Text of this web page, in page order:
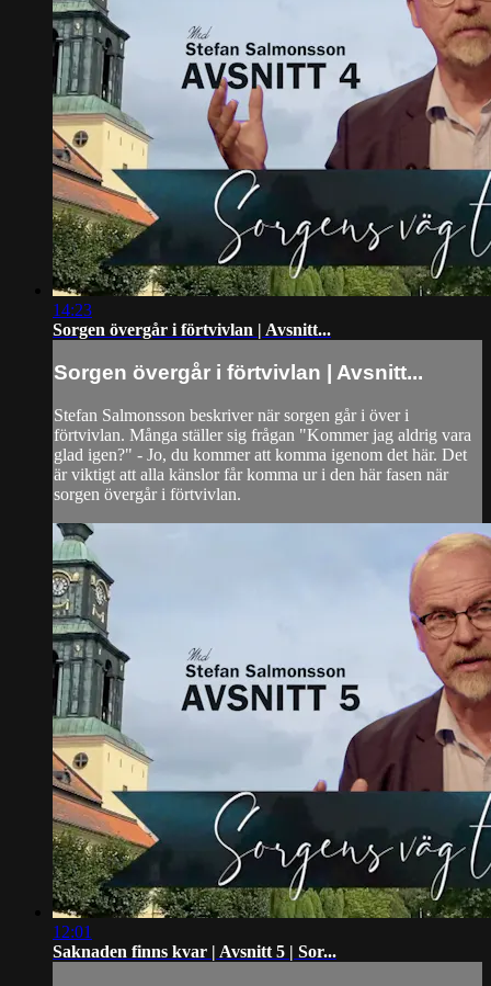
14:23
Sorgen övergår i förtvivlan | Avsnitt...
Sorgen övergår i förtvivlan | Avsnitt...
Stefan Salmonsson beskriver när sorgen går i över i
förtvivlan. Många ställer sig frågan "Kommer jag aldrig vara
glad igen?" - Jo, du kommer att komma igenom det här. Det
är viktigt att alla känslor får komma ur i den här fasen när
sorgen övergår i förtvivlan.
12:01
Saknaden finns kvar | Avsnitt 5 | Sor...